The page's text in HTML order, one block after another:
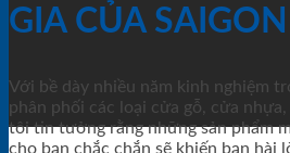
GIA CỦA
Với bề dày nhiều năm kinh nghiệm
phân phối các loại cửa gỗ, cửa
tôi tin tưởng rằng những sản phẩm
cho bạn chắc chắn sẽ khiến bạn hài